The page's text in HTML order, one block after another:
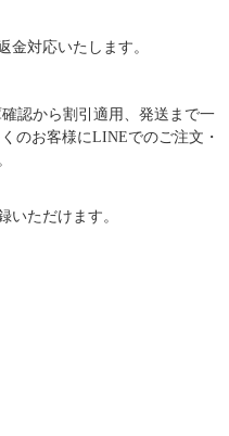
金対応いたします。
認から割引適用、発送まで一
のお客様にLINEでのご注文・
いただけます。